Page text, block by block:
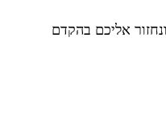
אליכם בהקדם